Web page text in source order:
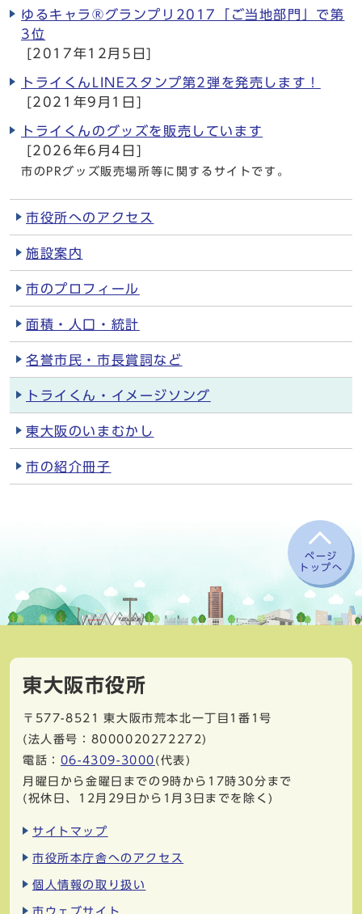
ゆるキャラ®グランプリ2017「ご当地部門」で第
3位
[2017年12月5日]
トライくんLINEスタンプ第2弾を発売します！
[2021年9月1日]
トライくんのグッズを販売しています
[2026年6月4日]
市のPRグッズ販売場所等に関するサイトです。
市役所へのアクセス
施設案内
市のプロフィール
面積・人口・統計
名誉市民・市長賞詞など
トライくん・イメージソング
東大阪のいまむかし
市の紹介冊子
ページ
トップへ
東大阪市役所
〒577-8521
東大阪市荒本北一丁目1番1号
(法人番号：8000020272272)
電話： 06-4309-3000 (代表)
月曜日から金曜日までの9時から17時30分まで
(祝休日、12月29日から1月3日までを除く)
サイトマップ
市役所本庁舎へのアクセス
個人情報の取り扱い
市ウェブサイト